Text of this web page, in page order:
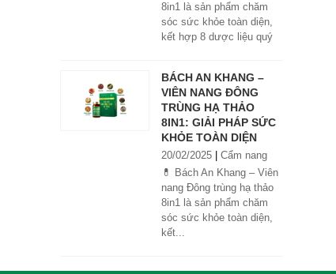
8in1 là sản phẩm chăm
sóc sức khỏe toàn diện,
kết hợp 8 dược liệu quý
ngủ ngon, giảm mệt mỏi.
Sản phẩm được sản xuất
tại nhà máy đạt chuẩn
GMP, sử dụng công nghệ
cao khô đậm đặc gấp 10
lần, giúp hấp thu nhanh và
hiệu quả hơn.
BÁCH AN KHANG –
VIÊN NANG ĐÔNG
TRÙNG HẠ THẢO
8IN1: GIẢI PHÁP SỨC
KHỎE TOÀN DIỆN
20/02/2025
Cẩm nang
💊 Bách An Khang – Viên
nang Đông trùng hạ thảo
8in1 là sản phẩm chăm
sóc sức khỏe toàn diện,
kết...